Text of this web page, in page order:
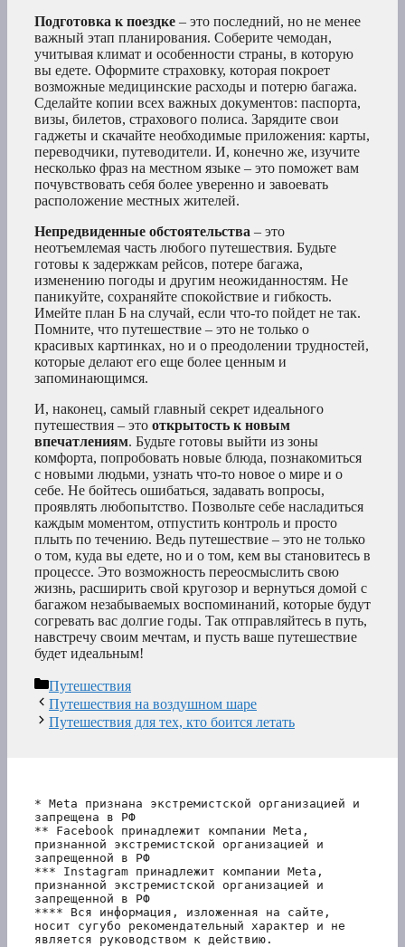
Подготовка к поездке – это последний, но не менее
важный этап планирования. Соберите чемодан,
учитывая климат и особенности страны, в которую
вы едете. Оформите страховку, которая покроет
возможные медицинские расходы и потерю багажа.
Сделайте копии всех важных документов: паспорта,
визы, билетов, страхового полиса. Зарядите свои
гаджеты и скачайте необходимые приложения: карты,
переводчики, путеводители. И, конечно же, изучите
несколько фраз на местном языке – это поможет вам
почувствовать себя более уверенно и завоевать
расположение местных жителей.
Непредвиденные обстоятельства – это
неотъемлемая часть любого путешествия. Будьте
готовы к задержкам рейсов, потере багажа,
изменению погоды и другим неожиданностям. Не
паникуйте, сохраняйте спокойствие и гибкость.
Имейте план Б на случай, если что-то пойдет не так.
Помните, что путешествие – это не только о
красивых картинках, но и о преодолении трудностей,
которые делают его еще более ценным и
запоминающимся.
И, наконец, самый главный секрет идеального
путешествия – это открытость к новым
впечатлениям. Будьте готовы выйти из зоны
комфорта, попробовать новые блюда, познакомиться
с новыми людьми, узнать что-то новое о мире и о
себе. Не бойтесь ошибаться, задавать вопросы,
проявлять любопытство. Позвольте себе насладиться
каждым моментом, отпустить контроль и просто
плыть по течению. Ведь путешествие – это не только
о том, куда вы едете, но и о том, кем вы становитесь в
процессе. Это возможность переосмыслить свою
жизнь, расширить свой кругозор и вернуться домой с
багажом незабываемых воспоминаний, которые будут
согревать вас долгие годы. Так отправляйтесь в путь,
навстречу своим мечтам, и пусть ваше путешествие
будет идеальным!
Рубрики
Путешествия
Путешествия на воздушном шаре
Путешествия для тех, кто боится летать
* Meta признана экстремистской организацией и
запрещена в РФ
** Facebook принадлежит компании Meta,
признанной экстремистской организацией и
запрещенной в РФ
*** Instagram принадлежит компании Meta,
признанной экстремистской организацией и
запрещенной в РФ
**** Вся информация, изложенная на сайте,
носит сугубо рекомендательный характер и не
является руководством к действию.